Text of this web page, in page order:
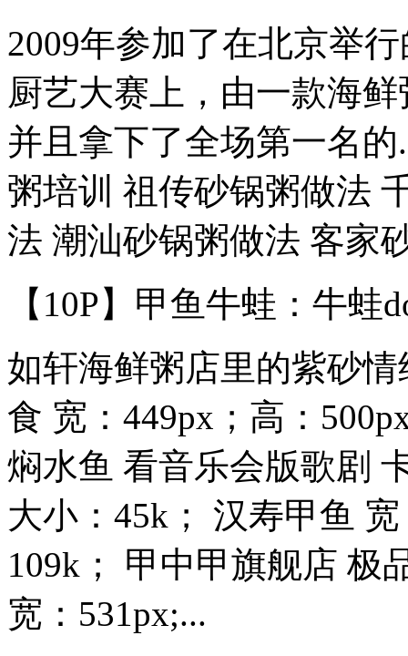
2009年参加了在北京举
厨艺大赛上，由一款海
并且拿下了全场第一名
粥培训 祖传砂锅粥做法
法 潮汕砂锅粥做法 客家
【10P】甲鱼牛蛙：牛
如轩海鲜粥店里的紫砂
食 宽：449px；高：
焖水鱼 看音乐会版歌剧
大小：45k； 汉寿甲鱼
109k； 甲中甲旗舰店 极
宽：531px;...